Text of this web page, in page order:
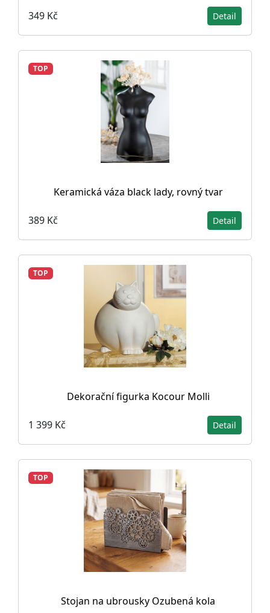
349 Kč Detail
TOP
Keramická váza black lady, rovný tvar
389 Kč Detail
TOP
Dekorační figurka Kocour Molli
1 399 Kč Detail
TOP
Stojan na ubrousky Ozubená kola